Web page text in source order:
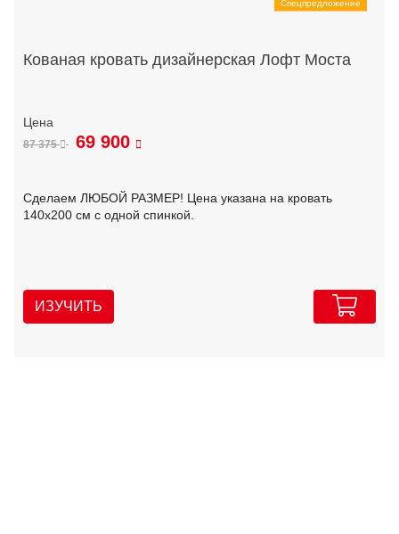
Спецпредложение
Кованая кровать дизайнерская Лофт Моста
87 375 69 900
Сделаем ЛЮБОЙ РАЗМЕР! Цена указана на кровать
140х200 см с одной спинкой.
ИЗУЧИТЬ